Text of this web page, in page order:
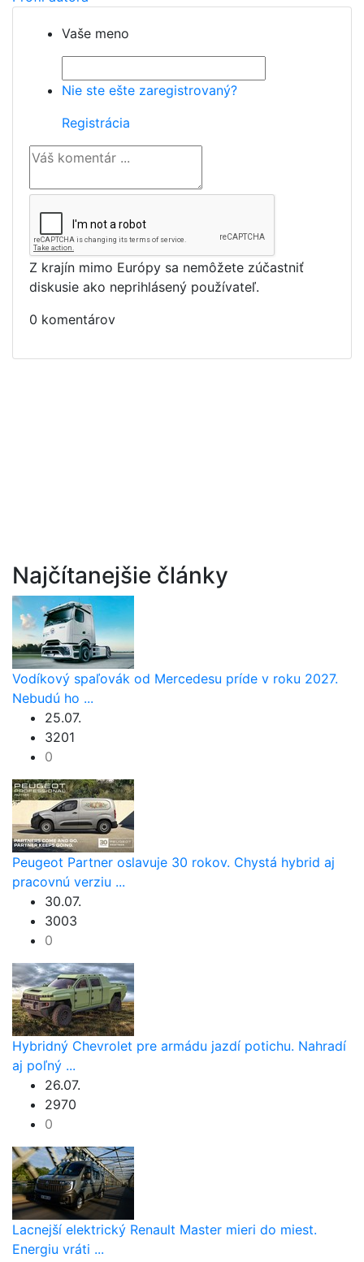
Vaše meno
Nie ste ešte zaregistrovaný?
Registrácia
Z krajín mimo Európy sa nemôžete zúčastniť
diskusie ako neprihlásený používateľ.
0 komentárov
Najčítanejšie články
Vodíkový spaľovák od Mercedesu príde v roku 2027.
Nebudú ho ...
25.07.
3201
0
Peugeot Partner oslavuje 30 rokov. Chystá hybrid aj
pracovnú verziu ...
30.07.
3003
0
Hybridný Chevrolet pre armádu jazdí potichu. Nahradí
aj poľný ...
26.07.
2970
0
Lacnejší elektrický Renault Master mieri do miest.
Energiu vráti ...